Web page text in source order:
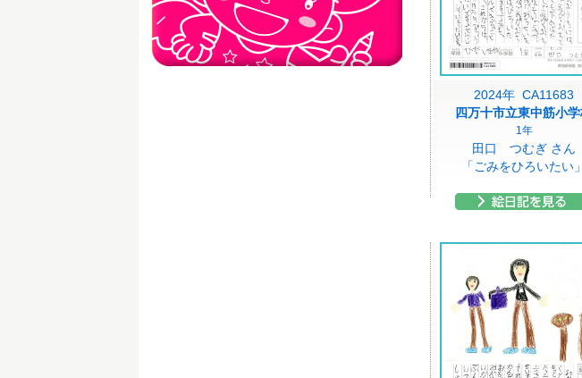
2024年 CA11683
四万十市立東中筋小
1年
田口 つむぎ さん
「ごみをひろいたい」